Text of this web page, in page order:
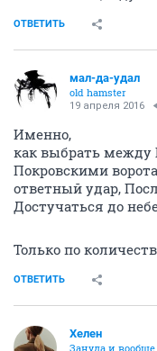
ОТВЕТИТЬ
мал-да-удал
old hamster
19 апреля 2016
Именно,
как выбрать между
Покровскими
ответный удар,
Достучаться до
Только по
ОТВЕТИТЬ
Хелен
Зануда и вообще